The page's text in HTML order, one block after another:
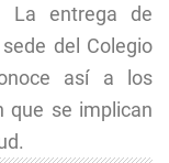
La entrega de
del Colegio
así a los
que se implican